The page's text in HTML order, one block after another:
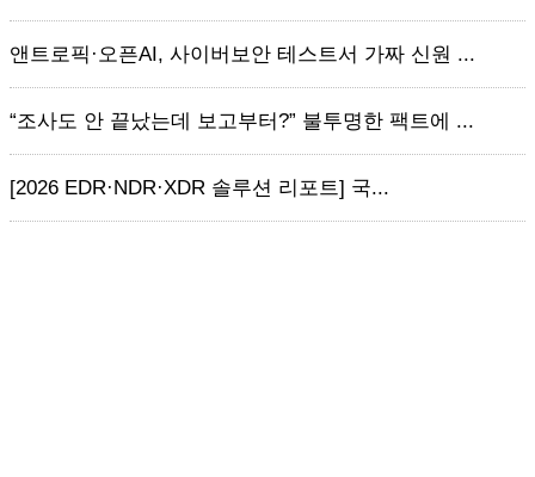
앤트로픽·오픈AI, 사이버보안 테스트서 가짜 신원 ...
“조사도 안 끝났는데 보고부터?” 불투명한 팩트에 ...
[2026 EDR·NDR·XDR 솔루션 리포트] 국...